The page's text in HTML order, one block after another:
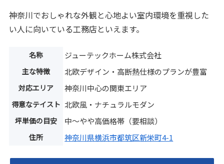
神奈川でおしゃれな外観と心地よい室内環境を重視した
い人に向いている工務店といえます。
名称 ジューテックホーム株式会社
主な特徴 北欧デザイン・高断熱仕様のプランが豊富
対応エリア 神奈川中心の関東エリア
得意なテイスト 北欧風・ナチュラルモダン
坪単価の目安 中〜やや高価格帯（要相談）
住所 神奈川県横浜市都筑区新栄町4-1